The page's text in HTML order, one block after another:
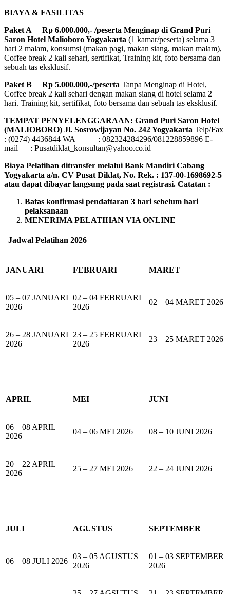
BIAYA & FASILITAS
Paket A Rp 6.000.000,- /peserta Menginap di Grand Puri
Saron Hotel Malioboro Yogyakarta (1 kamar/peserta) selama 3
hari 2 malam, konsumsi (makan pagi, makan siang, makan malam),
Coffee break 2 kali sehari, sertifikat, Training kit, foto bersama dan
sebuah tas eksklusif.
Paket B Rp 5.000.000,-/peserta Tanpa Menginap di Hotel,
Coffee break 2 kali sehari dengan makan siang di hotel selama 2
hari. Training kit, sertifikat, foto bersama dan sebuah tas eksklusif.
TEMPAT PENYELENGGARAAN: Grand Puri Saron Hotel
(MALIOBORO) Jl. Sosrowijayan No. 242 Yogyakarta Telp/Fax
: (0274) 4436844 WA : 082324284296/081228859896 E-
mail : Pusatdiklat_konsultan@yahoo.co.id
Biaya Pelatihan ditransfer melalui Bank Mandiri Cabang
Yogyakarta a/n. CV Pusat Diklat, No. Rek. : 137-00-1698692-5
atau dapat dibayar langsung pada saat registrasi. Catatan :
Batas konfirmasi pendaftaran 3 hari sebelum hari
pelaksanaan
MENERIMA PELATIHAN VIA ONLINE
Jadwal Pelatihan 2026
JANUARI FEBRUARI MARET
05 – 07 JANUARI
2026
02 – 04 FEBRUARI
2026
02 – 04 MARET 2026
26 – 28 JANUARI
2026
23 – 25 FEBRUARI
2026
23 – 25 MARET 2026
APRIL MEI JUNI
06 – 08 APRIL
2026
04 – 06 MEI 2026 08 – 10 JUNI 2026
20 – 22 APRIL
2026
25 – 27 MEI 2026 22 – 24 JUNI 2026
JULI AGUSTUS SEPTEMBER
06 – 08 JULI 2026
03 – 05 AGUSTUS
2026
01 – 03 SEPTEMBER
2026